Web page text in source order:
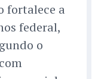
fortalece a
federal,
o